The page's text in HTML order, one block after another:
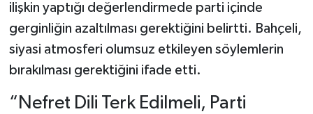
ilişkin yaptığı değerlendirmede parti içinde
gerginliğin azaltılması gerektiğini belirtti. Bahçeli,
siyasi atmosferi olumsuz etkileyen söylemlerin
bırakılması gerektiğini ifade etti.
“Nefret Dili Terk Edilmeli, Parti